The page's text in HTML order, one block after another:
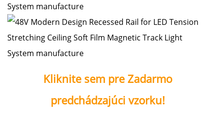
Kliknite sem pre Zadarmo
predchádzajúci vzorku!